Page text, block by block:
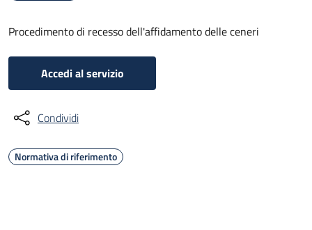
Procedimento di recesso dell'affidamento delle ceneri
Accedi al servizio
Condividi
Normativa di riferimento